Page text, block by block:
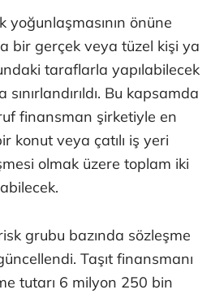
yoğunlaşmasının önüne
bir gerçek veya tüzel kişi ya
taraflarla yapılabilecek
sınırlandırıldı. Bu kapsamda
finansman şirketiyle en
konut veya çatılı iş yeri
olmak üzere toplam iki
grubu bazında sözleşme
Taşıt finansmanı
tutarı 6 milyon 250 bin